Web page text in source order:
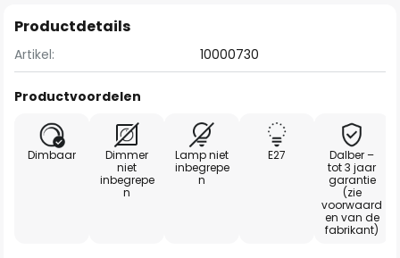
Productdetails
Artikel: 10000730
Productvoordelen
Dimbaar
Dimmer
niet
inbegrepe
n
Lamp niet
inbegrepe
n
E27
Dalber –
tot 3 jaar
garantie
(zie
voorwaard
en van de
fabrikant)